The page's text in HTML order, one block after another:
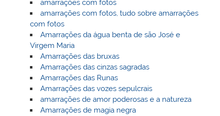
amarrações com fotos
amarrações com fotos, tudo sobre amarrações
com fotos
Amarrações da água benta de são José e
Virgem Maria
Amarrações das bruxas
Amarrações das cinzas sagradas
Amarrações das Runas
Amarrações das vozes sepulcrais
amarrações de amor poderosas e a natureza
Amarrações de magia negra